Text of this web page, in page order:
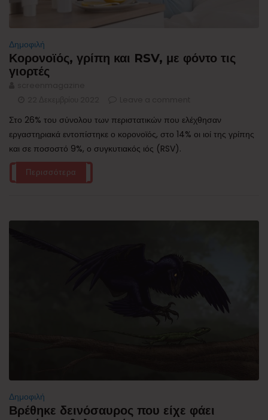
Δημοφιλή
Κορονοϊός, γρίπη και RSV, με φόντο τις
γιορτές
Στο 26% του σύνολου των περιστατικών που ελέχθησαν
εργαστηριακά εντοπίστηκε ο κορονοϊός, στο 14% οι ιοί της γρίπης
και σε ποσοστό 9%, ο συγκυτιακός ιός (RSV).
Περισσότερα
Δημοφιλή
Βρέθηκε δεινόσαυρος που είχε φάει